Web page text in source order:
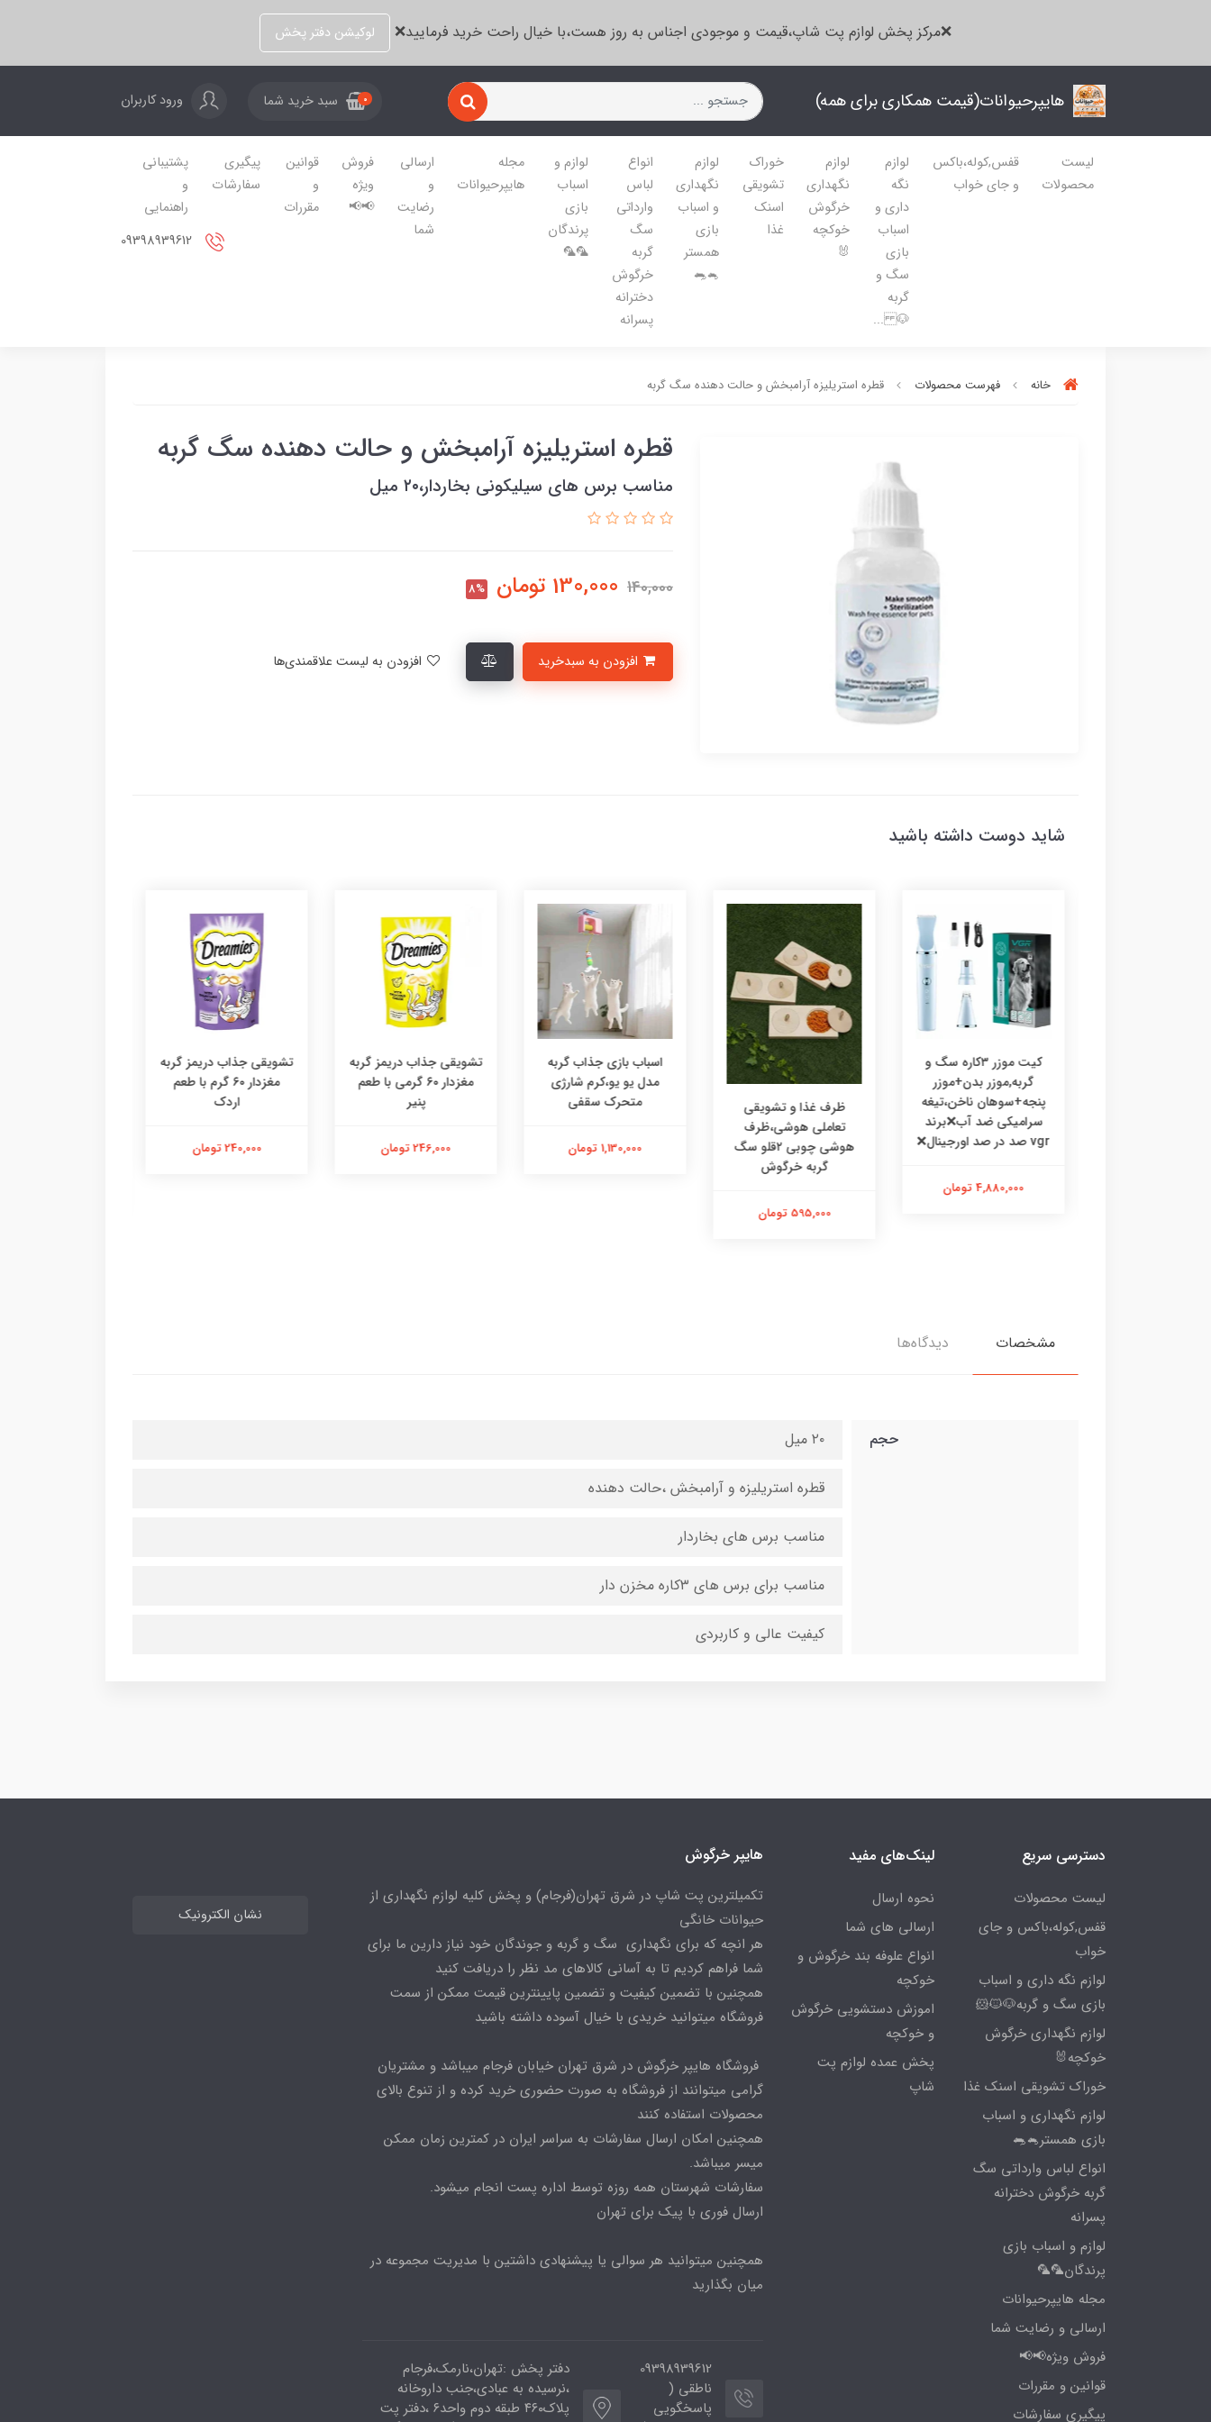
❌مرکز پخش لوازم پت شاپ،قیمت و موجودی اجناس به روز هست،با خیال راحت خرید فرمایید❌ لوکیشن دفتر پخش
هایپرحیوانات(قیمت همکاری برای همه) 0 سبد خرید شما ورود کاربران
لیست
محصولات
قفس,کوله،باکس
و جای خواب
لوازم
نگه
داری و
اسباب
بازی
سگ و
گربه
🐶 ...
لوازم
نگهداری
خرگوش
خوکچه
🐰
خوراک
تشویقی
اسنک
غذا
لوازم
نگهداری
و اسباب
بازی
همستر
🐁🐀
انواع
لباس
وارداتی
سگ
گربه
خرگوش
دخترانه
پسرانه
لوازم و
اسباب
بازی
پرندگان
🦜🦜
مجله
هایپرحیوانات
ارسالی
و
رضایت
شما
فروش
ویژه
📢📢
قوانین
و
مقررات
پیگیری
سفارشات
پشتیبانی
و
راهنمایی
خانه فهرست محصولات قطره استریلیزه آرامبخش و حالت دهنده سگ گربه
قطره استریلیزه آرامبخش و حالت دهنده سگ گربه
مناسب برس های سیلیکونی بخاردار،۲۰ میل
140,000
130,000 تومان 8%
شاید دوست داشته باشید
کیت موزر ۳کاره سگ و
گربه,موزر بدن+موزر
پنجه+سوهان ناخن،تیغه
سرامیکی ضد آب❌برند
vgr صد در صد اورجینال❌
4,880,000 تومان
ظرف غذا و تشویقی
تعاملی هوشی،ظرف
هوشی چوبی ۲قلو سگ
گربه خرگوش
595,000 تومان
اسباب بازی جذاب گربه
مدل یو یو،کرم شارژی
متحرک سقفی
1,130,000 تومان
تشویقی جذاب دریمز گربه
مغزدار ۶۰ گرمی با طعم
پنیر
246,000 تومان
تشویقی جذاب دریمز گربه
مغزدار ۶۰ گرم با طعم
اردک
240,000 تومان
مشخصات دیدگاه‌ها
حجم ۲۰ میل
قطره استریلیزه و آرامبخش ،حالت دهنده
مناسب برس های بخاردار
مناسب برای برس های ۳کاره مخزن دار
کیفیت عالی و کاربردی
دسترسی سریع
لیست محصولات
قفس,کوله،باکس و جای
خواب
لوازم نگه داری و اسباب
بازی سگ و گربه🐶🐱🐹
لوازم نگهداری خرگوش
خوکچه🐰
خوراک تشویقی اسنک غذا
لوازم نگهداری و اسباب
بازی همستر🐁🐀
انواع لباس وارداتی سگ
گربه خرگوش دخترانه
پسرانه
لوازم و اسباب بازی
پرندگان🦜🦜
مجله هایپرحیوانات
ارسالی و رضایت شما
فروش ویژه📢📢
قوانین و مقررات
پیگیری سفارشات
لینک‌های مفید
نحوه ارسال
ارسالی های شما
انواع علوفه بند خرگوش و
خوکچه
اموزش دستشویی خرگوش
و خوکچه
پخش عمده لوازم پت
شاپ
هایپر خرگوش
تکمیلترین پت شاپ در شرق تهران(فرجام) و پخش کلیه لوازم نگهداری از
حیوانات خانگی
هر انچه که برای نگهداری سگ و گربه و جوندگان خود نیاز دارین ما برای
شما فراهم کردیم تا به آسانی کالاهای مد نظر را دریافت کنید
همچنین با تضمین کیفیت و تضمین پایینترین قیمت ممکن از سمت
فروشگاه میتوانید خریدی با خیال آسوده داشته باشید
فروشگاه هایپر خرگوش در شرق تهران خیابان فرجام میباشد و مشتریان
گرامی میتوانند از فروشگاه به صورت حضوری خرید کرده و از تنوع بالای
محصولات استفاده کنند
همچنین امکان ارسال سفارشات به سراسر ایران در کمترین زمان ممکن
میسر میباشد.
سفارشات شهرستان همه روزه توسط اداره پست انجام میشود.
ارسال فوری با پیک برای تهران
همچنین میتوانید هر سوالی یا پیشنهادی داشتین با مدیریت مجموعه در
میان بگذارید
09398939612
ناطقی (
پاسخگویی
دفتر پخش :تهران،نارمک،فرجام
،نرسیده به عبادی،جنب داروخانه
پلاک۴۶۰ طبقه دوم واحد۶ ،دفتر پت
نشان الکترونیک